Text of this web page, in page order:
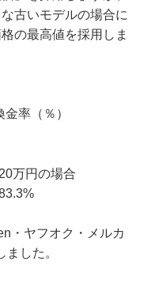
古いモデルの場合に
の最高値を採用しま
率（％）
万円の場合
・ヤフオク・メルカ
した。